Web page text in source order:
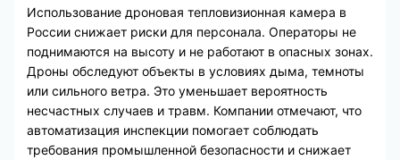
Использование дроновая тепловизионная камера в
России снижает риски для персонала. Операторы не
поднимаются на высоту и не работают в опасных зонах.
Дроны обследуют объекты в условиях дыма, темноты
или сильного ветра. Это уменьшает вероятность
несчастных случаев и травм. Компании отмечают, что
автоматизация инспекции помогает соблюдать
требования промышленной безопасности и снижает